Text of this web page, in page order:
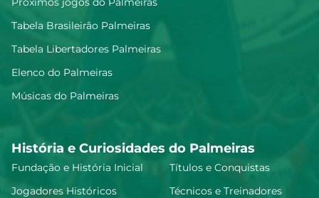
Tabela Brasileirão Palmeiras
Tabela Libertadores Palmeiras
Elenco do Palmeiras
Músicas do Palmeiras
História e Curiosidades do Palmeiras
Fundação e História Inicial
Títulos e Conquistas
Jogadores Históricos
Técnicos e Treinadores